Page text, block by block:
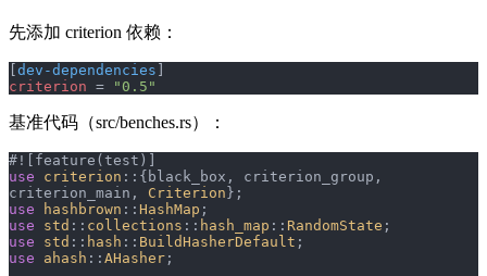
先添加 criterion 依赖：
dev-dependencies
criterion = "0.5"
基准代码（src/benches.rs）：
#![feature(test)]
use criterion ::{black_box, criterion_group,
criterion_main, Criterion };
use hashbrown :: HashMap ;
use std :: collections :: hash_map :: RandomState ;
use std :: hash :: BuildHasherDefault ;
use ahash :: AHasher ;